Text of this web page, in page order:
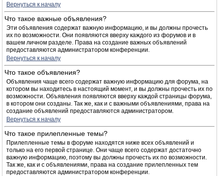
Вернуться к началу
Что такое важные объявления?
Эти объявления содержат важную информацию, и вы должны прочесть
их по возможности. Они появляются вверху каждого из форумов и в
вашем личном разделе. Права на создание важных объявлений
предоставляются администратором конференции.
Вернуться к началу
Что такое объявления?
Объявления чаще всего содержат важную информацию для форума, на
котором вы находитесь в настоящий момент, и вы должны прочесть их по
возможности. Объявления появляются вверху каждой страницы форума,
в котором они созданы. Так же, как и с важными объявлениями, права на
создание объявлений предоставляются администратором.
Вернуться к началу
Что такое прилепленные темы?
Прилепленные темы в форуме находятся ниже всех объявлений и
только на его первой странице. Они чаще всего содержат достаточно
важную информацию, поэтому вы должны прочесть их по возможности.
Так же, как и с объявлениями, права на создание прилепленных тем
предоставляются администратором конференции.